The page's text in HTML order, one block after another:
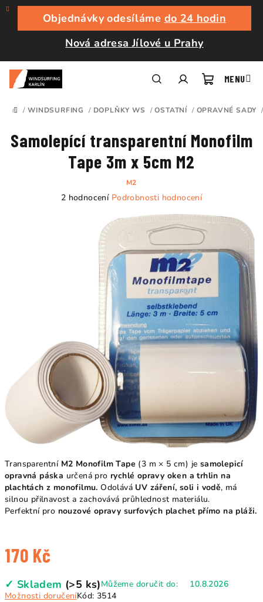
Přejít
obsah
Objednávky odesíláme do 24 hodin
Nová adresa Jílové u Prahy
košík
DOMŮ
/ WINDSURFING / DOPLŇKY WS / OSTATNÍ / OPRAVNÉ SADY /
Transparentní M2 Monofilm Tape (3 m × 5 cm) je samolepicí
opravná páska určená pro rychlé opravy oken a trhlin na
plachtách z monofilmu. Odolává UV záření, soli i vodě, má
silnou přilnavost a zachovává průhlednost materiálu.
Perfektní pro nouzové opravy surfových plachet přímo na pláži.
170 Kč
cena:
✓ Skladem (>5 ks)Můžeme doručit do:
10.8.2026
Možnosti doručeníKód: 3514
Samolepící transparentní Monofilm
Tape 3m x 5cm M2
M2
Průměrné
hvězdiček.
2 hodnocení Podrobnosti hodnocení